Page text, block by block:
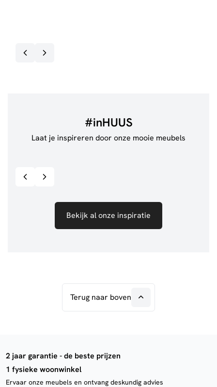
#inHUUS
Laat je inspireren door onze mooie meubels
Bekijk al onze inspiratie
Terug naar boven
2 jaar garantie - de beste prijzen
1 fysieke woonwinkel
Ervaar onze meubels en ontvang deskundig advies